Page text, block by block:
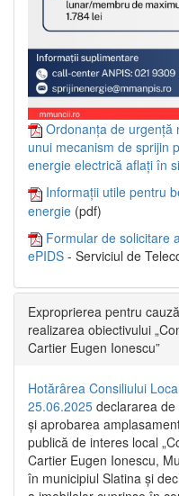
Ordonanța de urgență
unui mecanism de sprijin
energie electrică aflați în
Informații utile pentru
energie (pdf)
Formular de solicitare
ePIDS - Serviciul de
Exproprierea pentru
realizarea obiectivului
Cartier Eugen Ionescu”
Hotărârea Consiliului
25.06.2025 declararea
și aprobarea
publică de interes local
Cartier Eugen Ionescu,
în municipiul Slatina și